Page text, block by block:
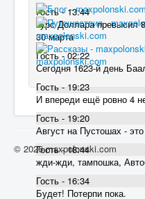
Гость - 13:44
курс Доллара превысил
30 марта
Гость - 02:22
Сегодня 1623-й день
Гость - 19:23
И впереди ещё ровно 4
Гость - 19:20
Август на Пустошах -
Гость - 18:44
жди-жди, тампошка,
Гость - 16:34
Будет! Потерпи пока.
maxpolonski.com
maxpolonski.com
© 2026 maxpolonski.com